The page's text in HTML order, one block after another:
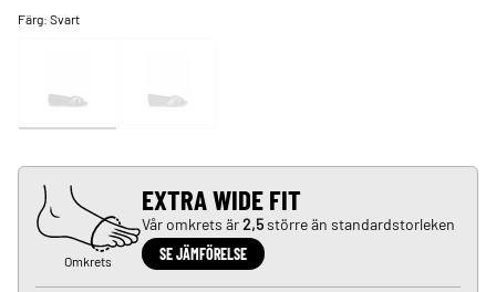
Färg:Svart
Omkrets
EXTRA WIDE FIT
Vår omkrets är2,5större än standardstorleken
SE JÄMFÖRELSE